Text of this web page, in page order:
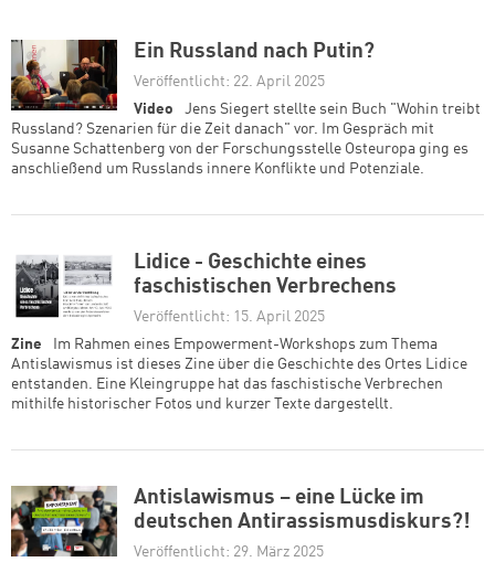
Ein Russland nach Putin?
Veröffentlicht: 22. April 2025
Video
Jens Siegert stellte sein Buch "Wohin treibt
Russland? Szenarien für die Zeit danach" vor. Im Gespräch mit
Susanne Schattenberg von der Forschungsstelle Osteuropa ging es
anschließend um Russlands innere Konflikte und Potenziale.
Lidice - Geschichte eines
faschistischen Verbrechens
Veröffentlicht: 15. April 2025
Zine
Im Rahmen eines Empowerment-Workshops zum Thema
Antislawismus ist dieses Zine über die Geschichte des Ortes Lidice
entstanden. Eine Kleingruppe hat das faschistische Verbrechen
mithilfe historischer Fotos und kurzer Texte dargestellt.
Antislawismus – eine Lücke im
deutschen Antirassismusdiskurs?!
Veröffentlicht: 29. März 2025